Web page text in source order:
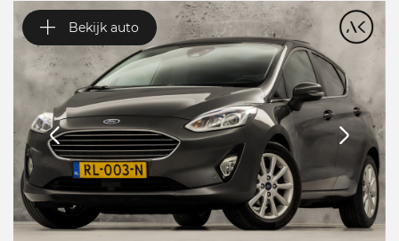
Bekijk auto